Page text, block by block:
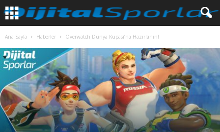
Ana Sayfa Haberler Overwatch Dünya Kupası’na Hazırlanın!